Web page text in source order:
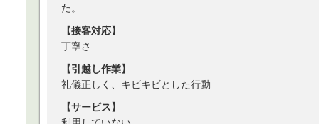
た。
【接客対応】
丁寧さ
【引越し作業】
礼儀正しく、キビキビとした行動
【サービス】